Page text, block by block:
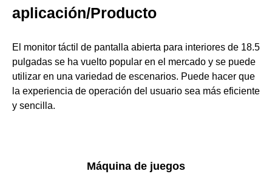
aplicación/Producto
El monitor táctil de pantalla abierta para interiores de 18.5
pulgadas se ha vuelto popular en el mercado y se puede
utilizar en una variedad de escenarios. Puede hacer que
la experiencia de operación del usuario sea más eficiente
y sencilla.
Máquina de juegos